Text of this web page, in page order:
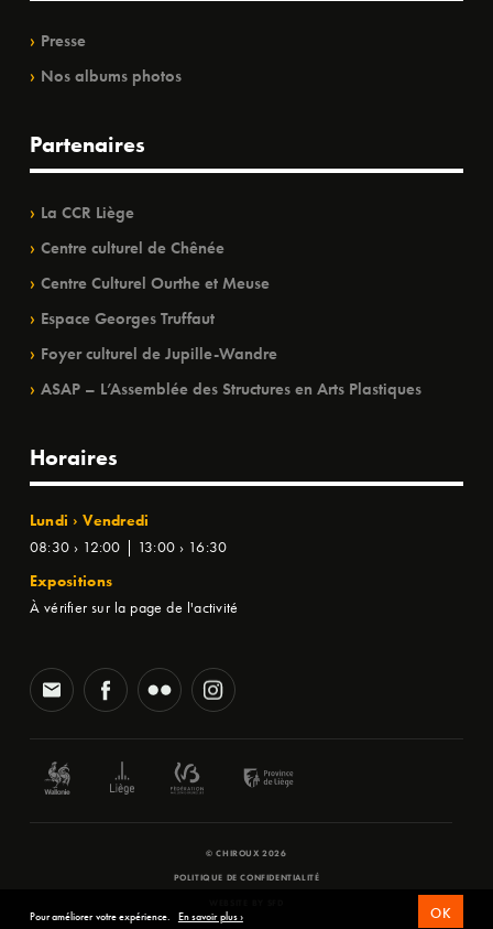
Presse
Nos albums photos
Partenaires
La CCR Liège
Centre culturel de Chênée
Centre Culturel Ourthe et Meuse
Espace Georges Truffaut
Foyer culturel de Jupille-Wandre
ASAP – L’Assemblée des Structures en Arts Plastiques
Horaires
Lundi › Vendredi
08:30 › 12:00 | 13:00 › 16:30
Expositions
À vérifier sur la page de l'activité
© CHIROUX 2026
POLITIQUE DE CONFIDENTIALITÉ
Pour améliorer votre expérience. En savoir plus › OK